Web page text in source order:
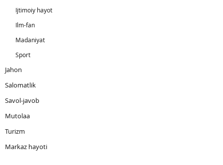
Ijtimoiy hayot
Ilm-fan
Madaniyat
Sport
Jahon
Salomatlik
Savol-javob
Mutolaa
Turizm
Markaz hayoti